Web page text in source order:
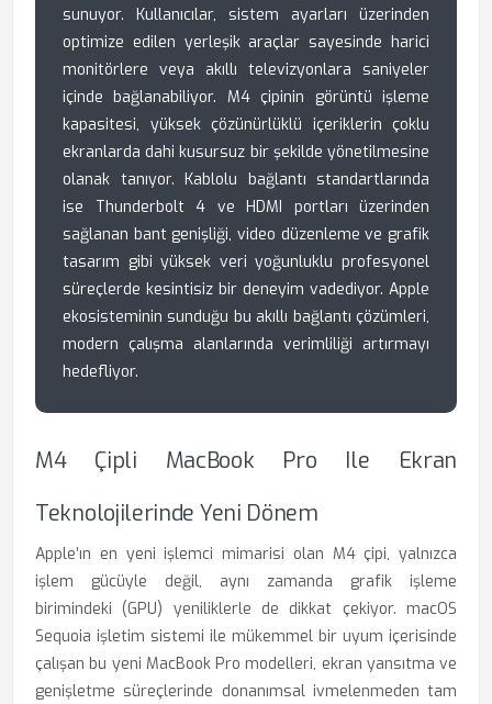
sunuyor. Kullanıcılar, sistem ayarları üzerinden
optimize edilen yerleşik araçlar sayesinde harici
monitörlere veya akıllı televizyonlara saniyeler
içinde bağlanabiliyor. M4 çipinin görüntü işleme
kapasitesi, yüksek çözünürlüklü içeriklerin çoklu
ekranlarda dahi kusursuz bir şekilde yönetilmesine
olanak tanıyor. Kablolu bağlantı standartlarında
ise Thunderbolt 4 ve HDMI portları üzerinden
sağlanan bant genişliği, video düzenleme ve grafik
tasarım gibi yüksek veri yoğunluklu profesyonel
süreçlerde kesintisiz bir deneyim vadediyor. Apple
ekosisteminin sunduğu bu akıllı bağlantı çözümleri,
modern çalışma alanlarında verimliliği artırmayı
hedefliyor.
M4 Çipli MacBook Pro Ile Ekran
Teknolojilerinde Yeni Dönem
Apple’ın en yeni işlemci mimarisi olan M4 çipi, yalnızca
işlem gücüyle değil, aynı zamanda grafik işleme
birimindeki (GPU) yeniliklerle de dikkat çekiyor. macOS
Sequoia işletim sistemi ile mükemmel bir uyum içerisinde
çalışan bu yeni MacBook Pro modelleri, ekran yansıtma ve
genişletme süreçlerinde donanımsal ivmelenmeden tam